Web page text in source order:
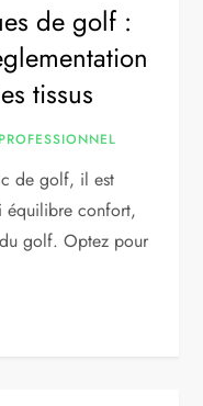
de golf :
tissus
de golf, il est
équilibre confort,
golf. Optez pour